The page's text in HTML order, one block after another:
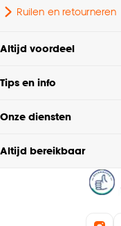
Ruilen en retourneren
Altijd voordeel
Tips en info
Onze diensten
Altijd bereikbaar